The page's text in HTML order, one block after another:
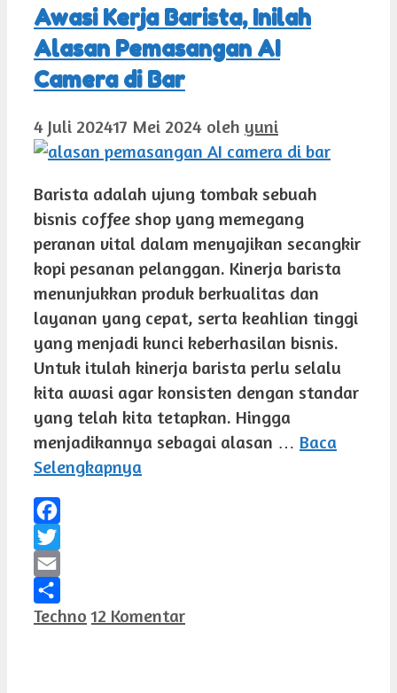
Awasi Kerja Barista, Inilah
Alasan Pemasangan AI
Camera di Bar
4 Juli 202417 Mei 2024 oleh yuni
Barista adalah ujung tombak sebuah
bisnis coffee shop yang memegang
peranan vital dalam menyajikan secangkir
kopi pesanan pelanggan. Kinerja barista
menunjukkan produk berkualitas dan
layanan yang cepat, serta keahlian tinggi
yang menjadi kunci keberhasilan bisnis.
Untuk itulah kinerja barista perlu selalu
kita awasi agar konsisten dengan standar
yang telah kita tetapkan. Hingga
menjadikannya sebagai alasan … Baca
Selengkapnya
Facebook
Twitter
Email
Share
Kategori
Techno 12 Komentar